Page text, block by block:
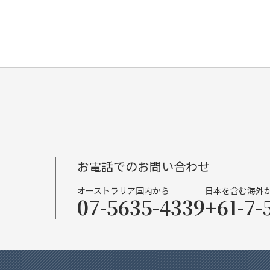
お電話でのお問い合わせ
オーストラリア国内から
07-5635-4339
日本を含む海外
+61-